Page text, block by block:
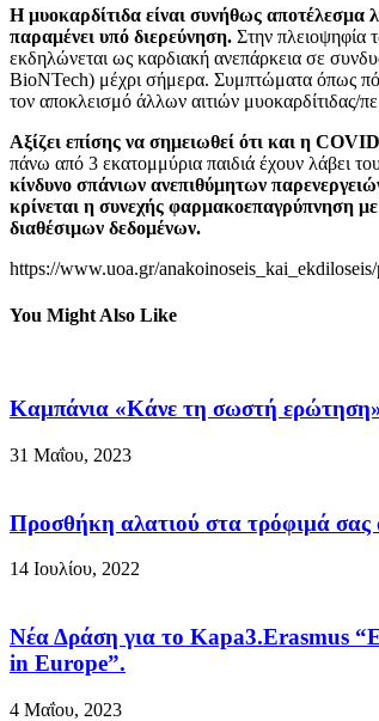
Η μυοκαρδίτιδα είναι συνήθως αποτέλεσμα
παραμένει υπό διερεύνηση. Στην πλειοψηφία
εκδηλώνεται ως καρδιακή ανεπάρκεια σε
BioNTech) μέχρι σήμερα. Συμπτώματα όπως
τον αποκλεισμό άλλων αιτιών μυοκαρδίτιδας/
Αξίζει επίσης να σημειωθεί ότι και η
πάνω από 3 εκατομμύρια παιδιά έχουν λάβει
κίνδυνο σπάνιων ανεπιθύμητων
κρίνεται η συνεχής φαρμακοεπαγρύπνηση
διαθέσιμων δεδομένων.
https://www.uoa.gr/
You Might Also Like
Καμπάνια «Κάνε τη σωστή
31 Μαΐου, 2023
Προσθήκη αλατιού στα τρόφιμά σας
14 Ιουλίου, 2022
Νέα Δράση για το Kapa3.Erasmus
in Europe”.
4 Μαΐου, 2023